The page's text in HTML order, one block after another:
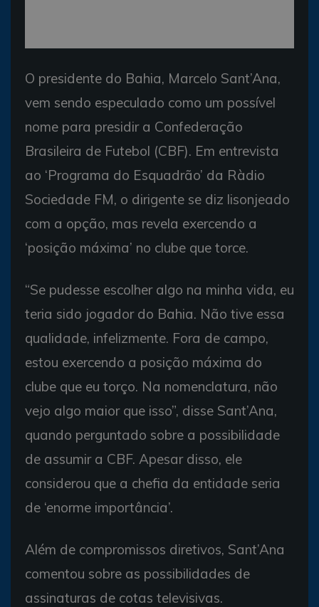
O presidente do Bahia, Marcelo Sant’Ana,
vem sendo especulado como um possível
nome para presidir a Confederação
Brasileira de Futebol (CBF). Em entrevista
ao ‘Programa do Esquadrão’ da Ràdio
Sociedade FM, o dirigente se diz lisonjeado
com a opção, mas revela exercendo a
‘posição máxima’ no clube que torce.
“Se pudesse escolher algo na minha vida, eu
teria sido jogador do Bahia. Não tive essa
qualidade, infelizmente. Fora de campo,
estou exercendo a posição máxima do
clube que eu torço. Na nomenclatura, não
vejo algo maior que isso”, disse Sant’Ana,
quando perguntado sobre a possibilidade
de assumir a CBF. Apesar disso, ele
considerou que a chefia da entidade seria
de ‘enorme importância’.
Além de compromissos diretivos, Sant’Ana
comentou sobre as possibilidades de
assinaturas de cotas televisivas.